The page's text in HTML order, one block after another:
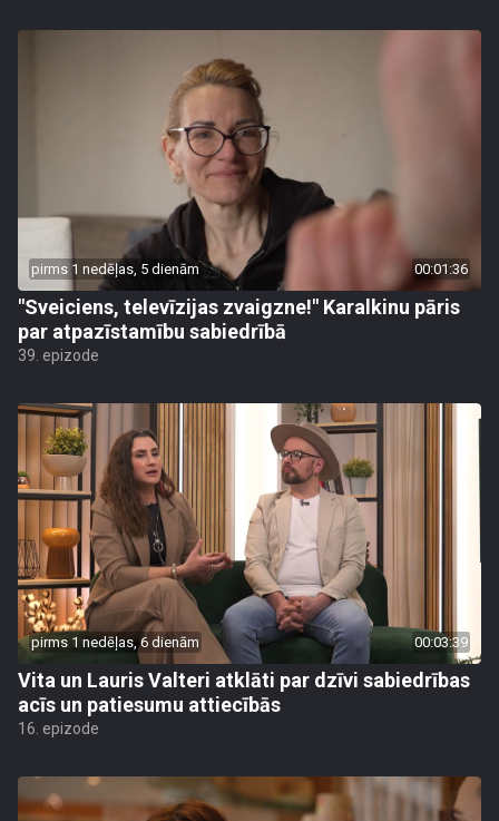
pirms 1 nedēļas, 5 dienām 00:01:36
"Sveiciens, televīzijas zvaigzne!" Karalkinu pāris
par atpazīstamību sabiedrībā
39. epizode
pirms 1 nedēļas, 6 dienām 00:03:39
Vita un Lauris Valteri atklāti par dzīvi sabiedrības
acīs un patiesumu attiecībās
16. epizode